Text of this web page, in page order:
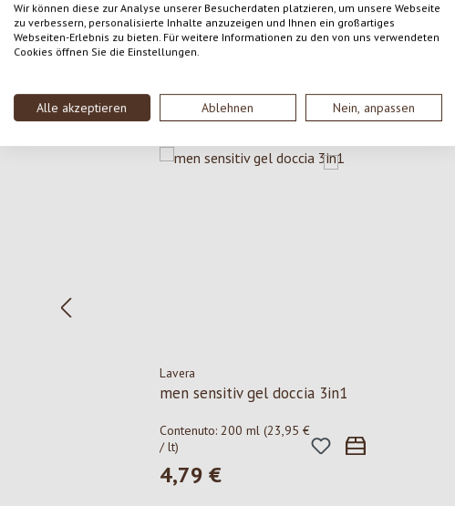
Wir können diese zur Analyse unserer Besucherdaten platzieren, um unsere Webseite
zu verbessern, personalisierte Inhalte anzuzeigen und Ihnen ein großartiges
Webseiten-Erlebnis zu bieten. Für weitere Informationen zu den von uns verwendeten
Cookies öffnen Sie die Einstellungen.
Alle akzeptieren Ablehnen Nein, anpassen
SCRIVERE UNA RECENSIONE
Lavera
men sensitiv gel doccia 3in1
Contenuto:200 ml(23,95 €
/ lt)
Prezzo normale:
4,79 €